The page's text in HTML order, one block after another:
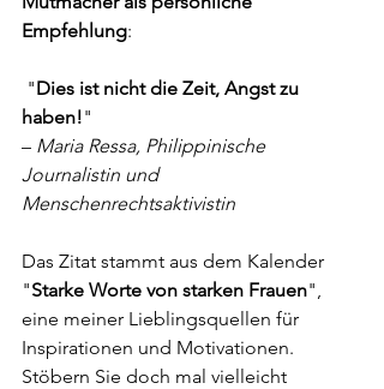
Empfehlung:
"Dies ist nicht die Zeit, Angst zu
haben!"
– Maria Ressa, Philippinische
Journalistin und
Menschenrechtsaktivistin
Das Zitat stammt aus dem Kalender
"Starke Worte von starken Frauen",
eine meiner Lieblingsquellen für
Inspirationen und Motivationen.
Stöbern Sie doch mal vielleicht